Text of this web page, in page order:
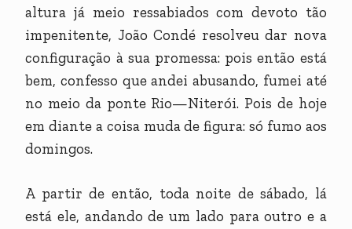
altura já meio ressabiados com devoto tão
impenitente, João Condé resolveu dar nova
configuração à sua promessa: pois então está
bem, confesso que andei abusando, fumei até
no meio da ponte Rio—Niterói. Pois de hoje
em diante a coisa muda de figura: só fumo aos
domingos.
A partir de então, toda noite de sábado, lá
está ele, andando de um lado para outro e a